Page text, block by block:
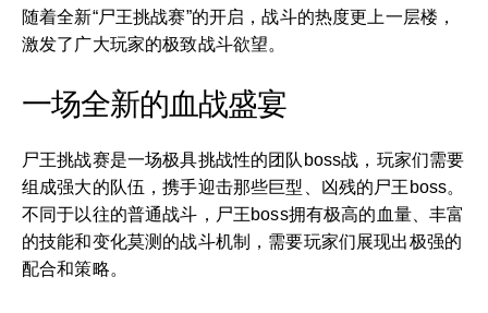
随着全新“尸王挑战赛”的开启，战斗的热度更上一层楼，
激发了广大玩家的极致战斗欲望。
一场全新的血战盛宴
尸王挑战赛是一场极具挑战性的团队boss战，玩家们需要
组成强大的队伍，携手迎击那些巨型、凶残的尸王boss。
不同于以往的普通战斗，尸王boss拥有极高的血量、丰富
的技能和变化莫测的战斗机制，需要玩家们展现出极强的
配合和策略。